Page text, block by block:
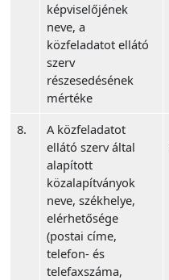
képviselőjének
neve, a
közfeladatot ellátó
szerv
részesedésének
mértéke
8.
A közfeladatot
ellátó szerv által
alapított
közalapítványok
neve, székhelye,
elérhetősége
(postai címe,
telefon- és
telefaxszáma,